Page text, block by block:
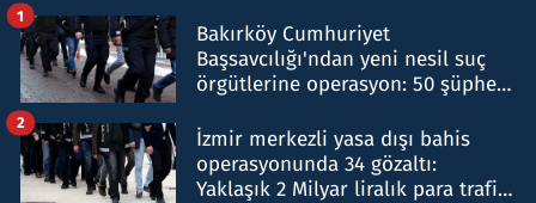
Bakırköy Cumhuriyet
Başsavcılığı'ndan yeni nesil suç
örgütlerine operasyon: 50 şüpheli
1
İzmir merkezli yasa dışı bahis
operasyonunda 34 gözaltı:
Yaklaşık 2 Milyar liralık para trafiği
2